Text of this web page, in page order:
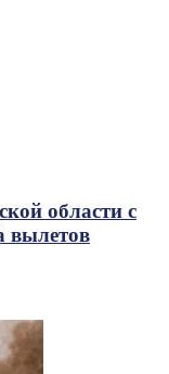
области с
вылетов